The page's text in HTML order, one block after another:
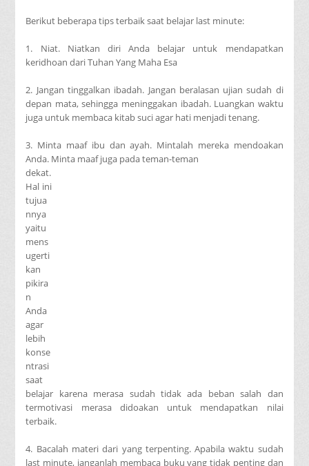
Berikut beberapa tips terbaik saat belajar last minute:
1. Niat. Niatkan diri Anda belajar untuk mendapatkan
keridhoan dari Tuhan Yang Maha Esa
2. Jangan tinggalkan ibadah. Jangan beralasan ujian sudah di
depan mata, sehingga meninggakan ibadah. Luangkan waktu
juga untuk membaca kitab suci agar hati menjadi tenang.
3. Minta maaf ibu dan ayah. Mintalah mereka mendoakan
Anda. Minta maaf juga pada teman-teman
dekat.
Hal ini
tujua
nnya
yaitu
mens
ugerti
kan
pikira
n
Anda
agar
lebih
konse
ntrasi
saat
belajar karena merasa sudah tidak ada beban salah dan
termotivasi merasa didoakan untuk mendapatkan nilai
terbaik.
4. Bacalah materi dari yang terpenting. Apabila waktu sudah
last minute, janganlah membaca buku yang tidak penting dan